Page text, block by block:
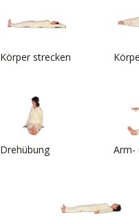
Körper strecken
Drehübung Arm-